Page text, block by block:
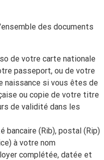
des documents
de votre carte nationale
passeport, ou de votre
naissance si vous êtes de
ou copie de votre titre
de validité dans les
bancaire (Rib), postal (Rip)
à votre nom
complétée, datée et